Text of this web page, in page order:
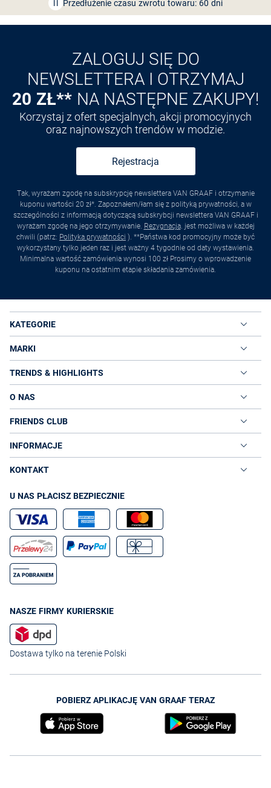
Przedłużenie czasu zwrotu towaru: 60 dni
Odkryj aplikację VANGRAAF
ZALOGUJ SIĘ DO
NEWSLETTERA I OTRZYMAJ
20 ZŁ** NA NASTĘPNE ZAKUPY!
Korzystaj z ofert specjalnych, akcji promocyjnych
oraz najnowszych trendów w modzie.
Rejestracja
Tak, wyrażam zgodę na subskrypcję newslettera VAN GRAAF i otrzymanie
kuponu wartości 20 zł*. Zapoznałem/łam się z polityką prywatności, a w
szczególności z informacją dotyczącą subskrybcji newslettera VAN GRAAF i
wyrażam zgodę na jego otrzymywanie. Rezygnacja. jest możliwa w każdej
chwili (patrz: Polityka prywatności ). **Państwa kod promocyjny może być
wykorzystany tylko jeden raz i jest ważny 4 tygodnie od daty wystawienia.
Minimalna wartość zamówienia wynosi 100 zł Prosimy o wprowadzenie
kuponu na ostatnim etapie składania zamówienia.
KATEGORIE
MARKI
TRENDS & HIGHLIGHTS
O NAS
FRIENDS CLUB
INFORMACJE
KONTAKT
U NAS PŁACISZ BEZPIECZNIE
NASZE FIRMY KURIERSKIE
Dostawa tylko na terenie Polski
POBIERZ APLIKACJĘ VAN GRAAF TERAZ